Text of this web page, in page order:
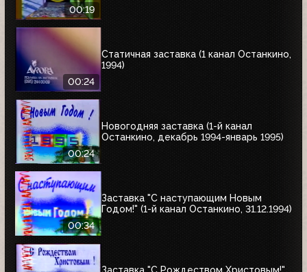
00:19
00:24
Статичная заставка (1 канал Останкино,
1994)
00:24
Новогодняя заставка (1-й канал
Останкино, декабрь 1994-январь 1995)
00:34
Заставка "С наступающим Новым
Годом!" (1-й канал Останкино, 31.12.1994)